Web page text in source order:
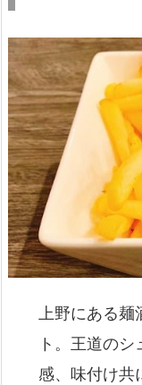
上野にある
ト。王道の
感、味付け共